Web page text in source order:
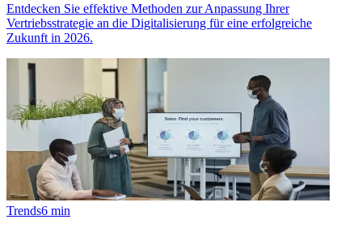
Entdecken Sie effektive Methoden zur Anpassung Ihrer
Vertriebsstrategie an die Digitalisierung für eine erfolgreiche
Zukunft in 2026.
Trends6 min